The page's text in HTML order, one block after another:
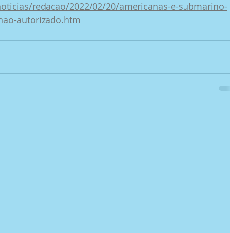
redacao/2022/02/20/americanas-e-submarino-
autorizado.htm